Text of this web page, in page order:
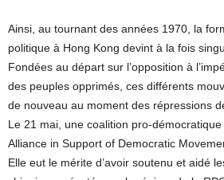
Ainsi, au tournant des années 1970, la
politique à Hong Kong devint à la fois
Fondées au départ sur l’opposition à
des peuples opprimés, ces différents
de nouveau au moment des répressions
Le 21 mai, une coalition pro-
Alliance in Support of Democratic
Elle eut le mérite d’avoir soutenu et aidé